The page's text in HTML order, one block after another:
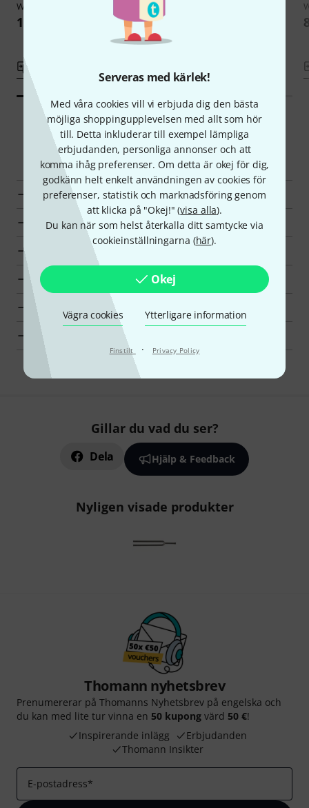
Serveras med kärlek!
Med våra cookies vill vi erbjuda dig den bästa
möjliga shoppingupplevelsen med allt som hör
till. Detta inkluderar till exempel lämpliga
erbjudanden, personliga annonser och att
komma ihåg preferenser. Om detta är okej för dig,
godkänn helt enkelt användningen av cookies för
preferenser, statistik och marknadsföring genom
att klicka på "Okej!" (visa alla).
Du kan när som helst återkalla ditt samtycke via
cookieinställningarna (här).
Okej
Vägra cookies Ytterligare information
Finstilt · Privacy Policy
Wittner
167 kr 155 kr
Smart Navigator
Wittner Stämgaffel en överblick
till produktgrupp Stämgaffel
till produktgrupp Meditation och musikterapi
till produktgrupp Klassiska instrument
visa tillverkarinformation för Wittner
Wittner Klassiska instrument en överblick
Gillar du vad du ser?
Dela Hjälp & Feedback
Nyligen visade produkter
Thomann nyhetsbrev
Prenumererar på Thomanns Nyhetsbrev på engelska och
du kan med lite tur vinna en 50 kupong värd 50 €!
Inspirerande inlägg
Erbjudanden
Thomann Insikter
E-postadress*